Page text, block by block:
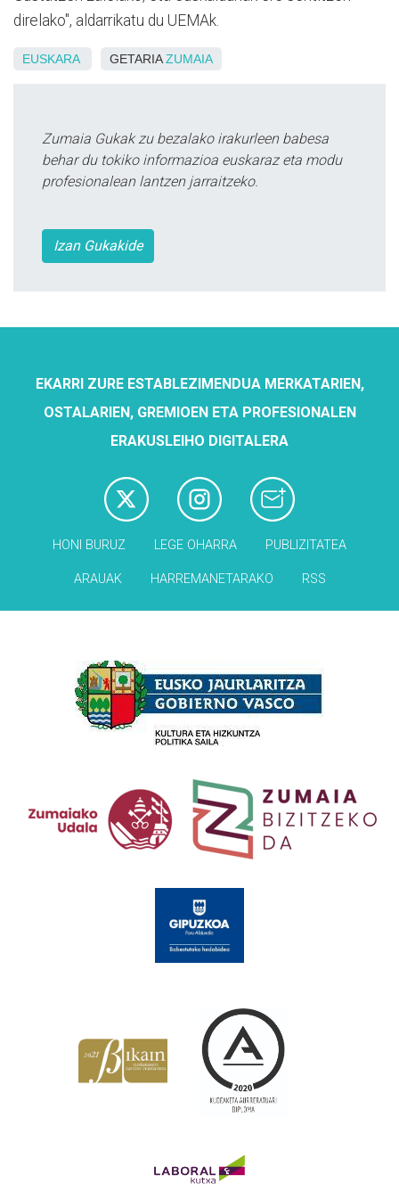
direlako", aldarrikatu du UEMAk.
EUSKARA GETARIAZUMAIA
Zumaia Gukak zu bezalako irakurleen babesa
behar du tokiko informazioa euskaraz eta modu
profesionalean lantzen jarraitzeko.
Izan Gukakide
EKARRI ZURE ESTABLEZIMENDUA MERKATARIEN,
OSTALARIEN, GREMIOEN ETA PROFESIONALEN
ERAKUSLEIHO DIGITALERA
HONI BURUZ LEGE OHARRA PUBLIZITATEA
ARAUAK HARREMANETARAKO RSS